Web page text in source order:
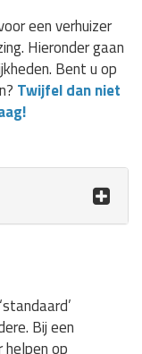
een verhuizer
Hieronder gaan
Bent u op
Twijfel dan niet
Bij een
helpen op